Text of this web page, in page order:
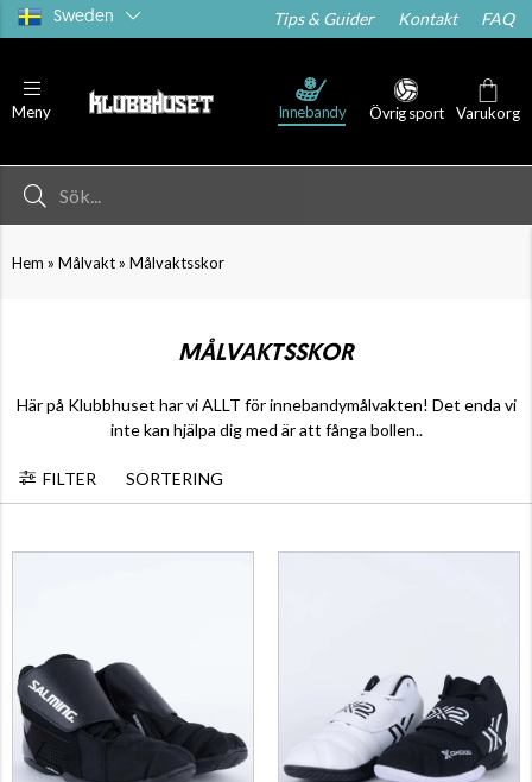
Sweden Tips & Guider Kontakt FAQ
Meny Innebandy Övrig sport Varukorg
Hem » Målvakt» Målvaktsskor
MÅLVAKTSSKOR
Här på Klubbhuset har vi ALLT för innebandymålvakten! Det enda vi
inte kan hjälpa dig med är att fånga bollen..
FILTER SORTERING